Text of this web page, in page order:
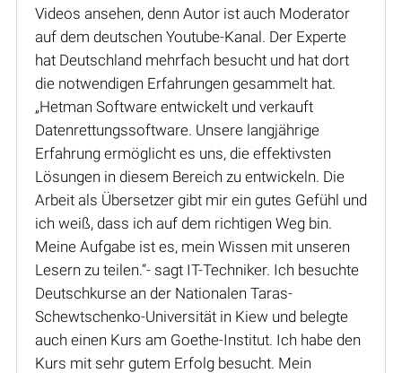
Videos ansehen, denn Autor ist auch Moderator
auf dem deutschen Youtube-Kanal. Der Experte
hat Deutschland mehrfach besucht und hat dort
die notwendigen Erfahrungen gesammelt hat.
„Hetman Software entwickelt und verkauft
Datenrettungssoftware. Unsere langjährige
Erfahrung ermöglicht es uns, die effektivsten
Lösungen in diesem Bereich zu entwickeln. Die
Arbeit als Übersetzer gibt mir ein gutes Gefühl und
ich weiß, dass ich auf dem richtigen Weg bin.
Meine Aufgabe ist es, mein Wissen mit unseren
Lesern zu teilen.“- sagt IT-Techniker. Ich besuchte
Deutschkurse an der Nationalen Taras-
Schewtschenko-Universität in Kiew und belegte
auch einen Kurs am Goethe-Institut. Ich habe den
Kurs mit sehr gutem Erfolg besucht. Mein